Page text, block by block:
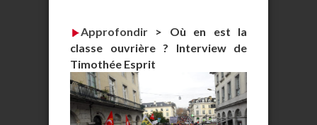
Approfondir > Où en est la
classe ouvrière ? Interview de
Timothée Esprit